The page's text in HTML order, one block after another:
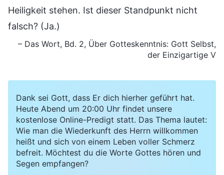
Heiligkeit stehen. Ist dieser Standpunkt nicht
falsch? (Ja.)
– Das Wort, Bd. 2, Über Gotteskenntnis: Gott Selbst,
der Einzigartige V
Dank sei Gott, dass Er dich hierher geführt hat.
Heute Abend um 20:00 Uhr findet unsere
kostenlose Online-Predigt statt. Das Thema lautet:
Wie man die Wiederkunft des Herrn willkommen
heißt und sich von einem Leben voller Schmerz
befreit. Möchtest du die Worte Gottes hören und
Segen empfangen?